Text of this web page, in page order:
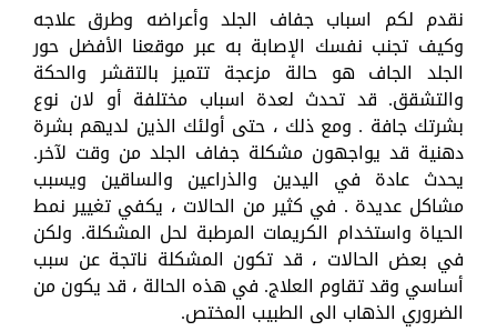
نقدم لكم اسباب جفاف الجلد وأعراضه وطرق علاجه
وكيف تجنب نفسك الإصابة به عبر موقعنا الأفضل حور
الجلد الجاف هو حالة مزعجة تتميز بالتقشر والحكة
والتشقق. قد تحدث لعدة اسباب مختلفة أو لان نوع
بشرتك جافة . ومع ذلك ، حتى أولئك الذين لديهم بشرة
دهنية قد يواجهون مشكلة جفاف الجلد من وقت لآخر.
يحدث عادة في اليدين والذراعين والساقين ويسبب
مشاكل عديدة . في كثير من الحالات ، يكفي تغيير نمط
الحياة واستخدام الكريمات المرطبة لحل المشكلة. ولكن
في بعض الحالات ، قد تكون المشكلة ناتجة عن سبب
أساسي وقد تقاوم العلاج. في هذه الحالة ، قد يكون من
الضروري الذهاب الى الطبيب المختص.